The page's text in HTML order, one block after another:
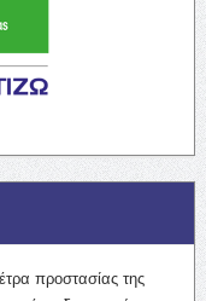
προστασίας της